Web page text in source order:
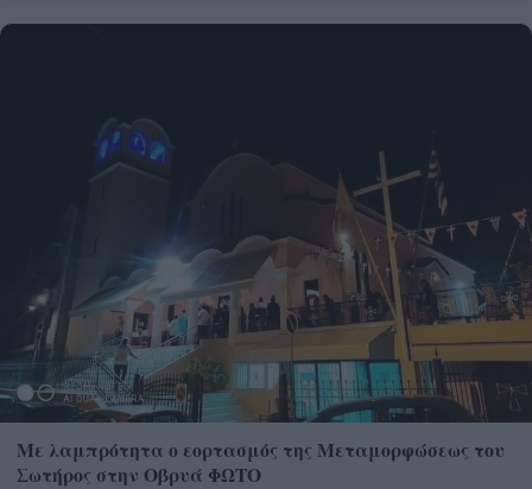
Με λαμπρότητα ο εορτασμός της Μεταμορφώσεως του
Σωτήρος στην Οβρυά ΦΩΤΟ